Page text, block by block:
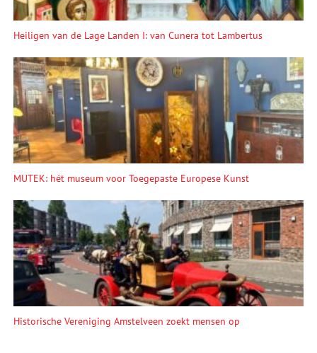
Heiligen van de Lage Landen I: van Cunera tot Lambertus
MUTEK: hét museum voor Toegepaste Europese Kunst
Historische Vereniging Amstelveen zoekt mensen op